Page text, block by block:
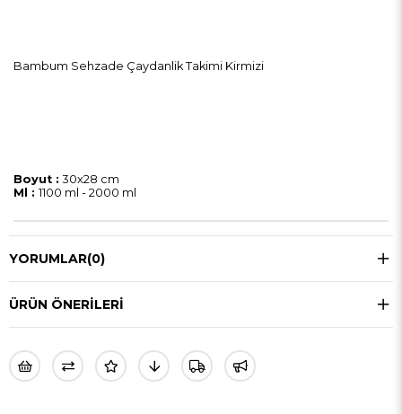
Bambum Sehzade Çaydanlik Takimi Kirmizi
Boyut : 30x28 cm
Ml : 1100 ml - 2000 ml
YORUMLAR(0)
ÜRÜN ÖNERILERI